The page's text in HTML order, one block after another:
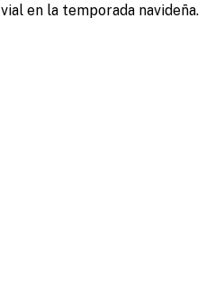
vial en la temporada navideña.